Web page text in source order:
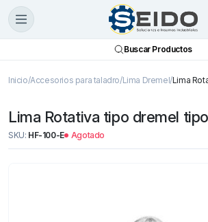
Buscar Productos
Inicio Accesorios para taladro Lima Dremel Lima
Lima Rotativa tipo dremel
SKU: HF-100-E Agotado